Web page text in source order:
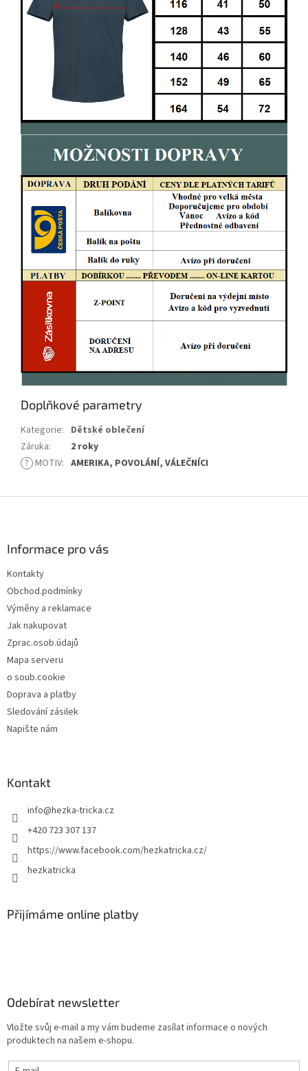
Doplňkové parametry
Kategorie: Dětské oblečení
Záruka:
2 roky
? MOTIV: AMERIKA, POVOLÁNÍ, VÁLEČNÍCI
Informace pro vás
Kontakty
Obchod.podmínky
Výměny a reklamace
Jak nakupovat
Zprac.osob.údajů
Mapa serveru
o soub.cookie
Doprava a platby
Sledování zásilek
Napište nám
Kontakt
info@hezka-tricka.cz
+420 723 307 137
https://www.facebook.com/hezkatricka.cz/
hezkatricka
Přijímáme online platby
Odebírat newsletter
Vložte svůj e-mail a my vám budeme zasílat informace o nových
produktech na našem e-shopu.